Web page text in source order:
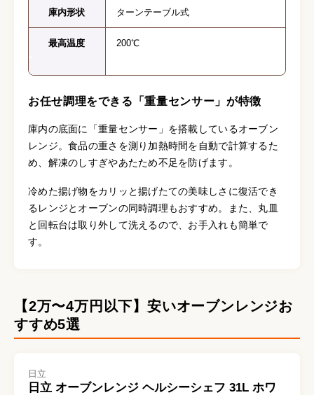
庫内形状 ターンテーブル式
最高温度 200℃
お任せ調理をできる「重量センサー」が特徴
庫内の底面に「重量センサー」を搭載しているオーブン
レンジ。食品の重さを測り加熱時間を自動で計算するた
め、解凍のしすぎやあたため不足を防げます。
冷めた揚げ物をカリッと揚げたての美味しさに復活でき
るレンジとオーブンの同時調理もおすすめ。また、丸皿
と回転台は取り外して洗えるので、お手入れも簡単で
す。
【2万〜4万円以下】安いオーブンレンジお
すすめ5選
日立
日立 オーブンレンジ ヘルシーシェフ 31L ホワ